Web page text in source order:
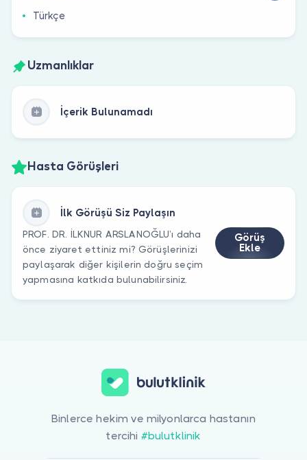
Türkçe
Uzmanlıklar
İçerik Bulunamadı
Hasta Görüşleri
İlk Görüşü Siz Paylaşın
PROF. DR. İLKNUR ARSLANOĞLU’ı daha
önce ziyaret ettiniz mi? Görüşlerinizi
paylaşarak diğer kişilerin doğru seçim
yapmasına katkıda bulunabilirsiniz.
Görüş
Ekle
Binlerce hekim ve milyonlarca hastanın
tercihi #bulutklinik